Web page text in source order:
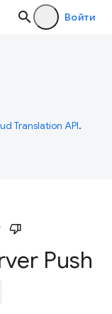
Войти
Translation API.
Push